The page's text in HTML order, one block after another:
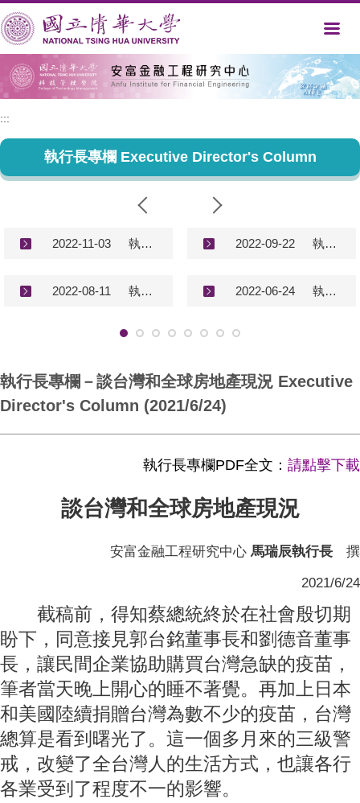
跳
到
主
要
內
容
:::
執行長專欄 Executive Director's Column
2022-11-03 執行長專欄－談台灣、新加坡和美國房地產現況 Executive Director's Column (2022/11/3) 2022-09-22 執行長專欄－談台灣房地產現況 Executive Director's Column (2022/9/22)
2022-08-11 執行長專欄－談台灣、美國和中國房地產現況 Executive Director's Column (2022/8/11) 2022-06-24 執行長專欄－談台灣房地產現況 Executive Director's Column (2022/6/24)
執行長專欄－談台灣和全球房地產現況 Executive
Director's Column (2021/6/24)
執行長專欄PDF全文： 請點擊下載
談台灣和全球房地產現況
安富金融工程研究中心 馬瑞辰執行長 撰
2021/6/24
截稿前，得知蔡總統終於在社會殷切期
盼下，同意接見郭台銘董事長和劉德音董事
長，讓民間企業協助購買台灣急缺的疫苗，
筆者當天晚上開心的睡不著覺。再加上日本
和美國陸續捐贈台灣為數不少的疫苗，台灣
總算是看到曙光了。這一個多月來的三級警
戒，改變了全台灣人的生活方式，也讓各行
各業受到了程度不一的影響。